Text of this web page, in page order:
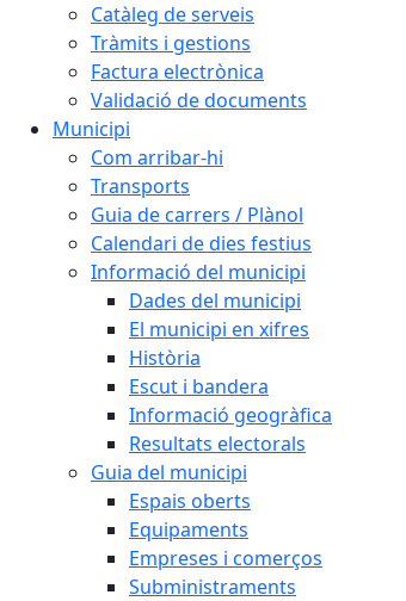
Catàleg de serveis
Tràmits i gestions
Factura electrònica
Validació de documents
Municipi
Com arribar-hi
Transports
Guia de carrers / Plànol
Calendari de dies festius
Informació del municipi
Dades del municipi
El municipi en xifres
Història
Escut i bandera
Informació geogràfica
Resultats electorals
Guia del municipi
Espais oberts
Equipaments
Empreses i comerços
Subministraments